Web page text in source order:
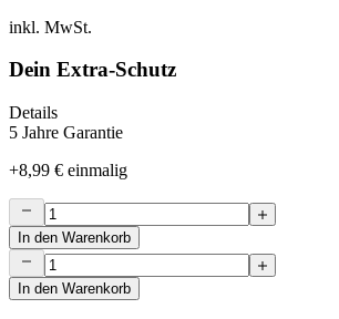
inkl. MwSt.
Dein Extra-Schutz
Details
5 Jahre Garantie
+8,99 € einmalig
In den Warenkorb
In den Warenkorb